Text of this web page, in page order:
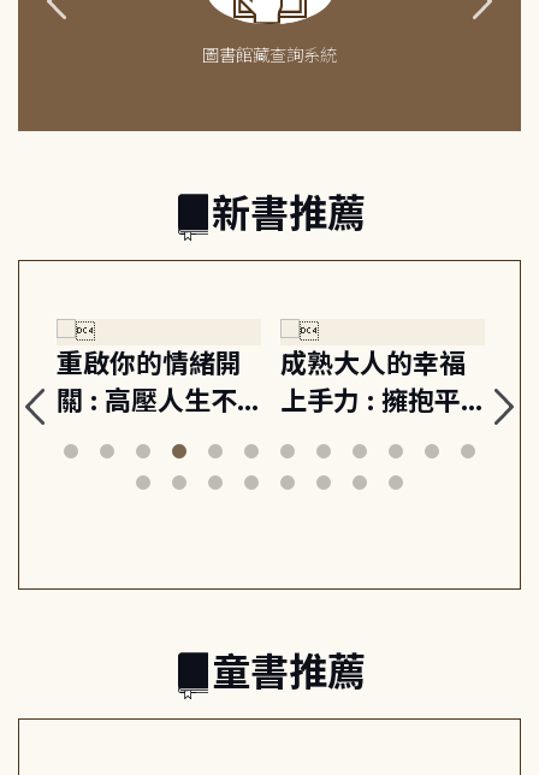
圖書館藏查詢系統
新書推薦
重啟你的情緒開
關 : 高壓人生不
爆炸指南, 5分鐘
減輕身心壓力, 找
成熟大人的幸福
上手力 : 擁抱平
凡中的每個燦爛
時刻, 給匱乏世代
球
童書推薦